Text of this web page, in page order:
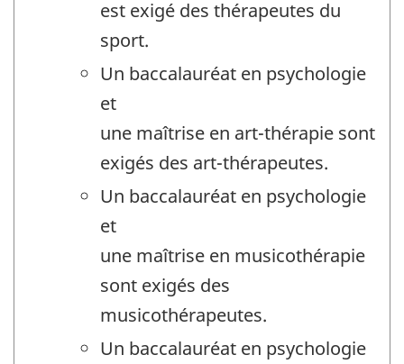
est exigé des thérapeutes du
sport.
Un baccalauréat en psychologie
et
une maîtrise en art-thérapie sont
exigés des art-thérapeutes.
Un baccalauréat en psychologie
et
une maîtrise en musicothérapie
sont exigés des
musicothérapeutes.
Un baccalauréat en psychologie